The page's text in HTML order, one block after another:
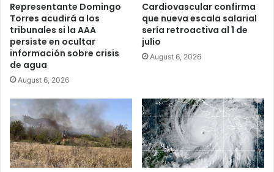
Representante Domingo
Torres acudirá a los
tribunales si la AAA
persiste en ocultar
información sobre crisis
de agua
August 6, 2026
Cardiovascular confirma
que nueva escala salarial
sería retroactiva al 1 de
julio
August 6, 2026